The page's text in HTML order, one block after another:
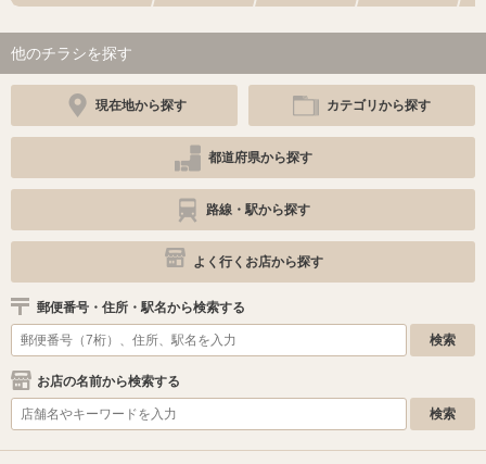
他のチラシを探す
現在地から探す カテゴリから探す
都道府県から探す
路線・駅から探す
よく行くお店から探す
郵便番号・住所・駅名から検索する
お店の名前から検索する